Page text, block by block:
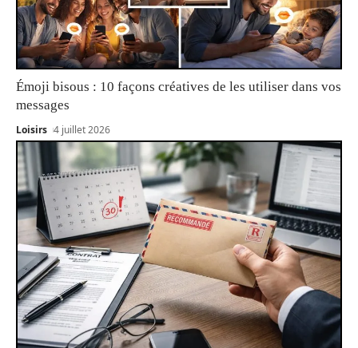
Émoji bisous : 10 façons créatives de les utiliser dans vos
messages
Loisirs 4 juillet 2026